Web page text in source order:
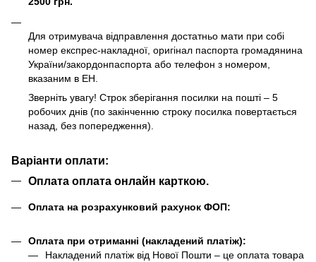
Для отримувача відправлення достатньо мати при собі
номер експрес-накладної, оригінал паспорта громадянина
України/закордонпаспорта або телефон з номером,
вказаним в ЕН.
Зверніть увагу! Строк зберігання посилки на пошті – 5
робочих днів (по закінченню строку посилка повертається
назад, без попередження).
Варіанти оплати:
Оплата оплата онлайн карткою.
Оплата на розрахунковий рахунок ФОП:
Оплата при отриманні (накладений платіж):
Накладений платіж від Нової Пошти – це оплата товара